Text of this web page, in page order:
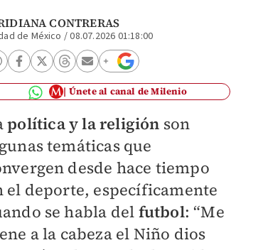
CONTRERAS
de México /08.07.2026 01:18:00
Únete al canal de Milenio
política y la religión son
temáticas que
desde hace tiempo
el deporte, específicamente
se habla del futbol: “Me
a la cabeza el Niño dios